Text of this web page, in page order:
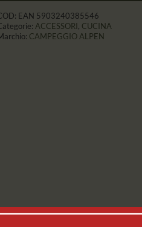
EAN 5903240385546
ACCESSORI, CUCINA
CAMPEGGIO ALPEN